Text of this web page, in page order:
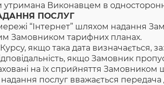
утримана Виконавцем в
ПОСЛУГ
“Інтернет” шляхом надання
Замовником тарифних планах.
якщо така дата визначається,
якщо Замовник
на їх сприйняття Замовником
послуг вважається